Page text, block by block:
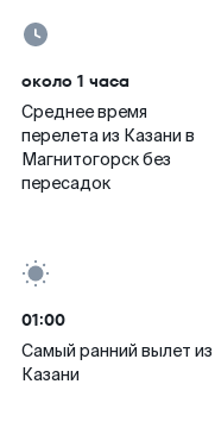
около 1 часа
Среднее время
перелета из Казани в
Магнитогорск без
пересадок
01:00
Самый ранний вылет из
Казани